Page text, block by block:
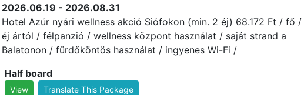
2026.06.19 - 2026.08.31
Hotel Azúr nyári wellness akció Siófokon (min. 2 éj) 68.172 Ft / fő /
éj ártól / félpanzió / wellness központ használat / saját strand a
Balatonon / fürdőköntös használat / ingyenes Wi-Fi /
Half board
View Translate This Package